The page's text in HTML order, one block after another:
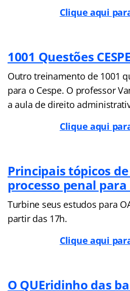
Clique aqui
1001 Questões CESPE
Outro treinamento de 1001
para o Cespe. O professor
a aula de direito
Clique aqui
Principais tópicos
processo penal para
Turbine seus estudos para
partir das 17h.
Clique aqui
O QUEridinho das